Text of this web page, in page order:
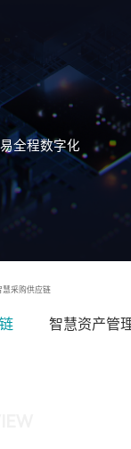
全程数字化
慧采购供应链
智慧资产管